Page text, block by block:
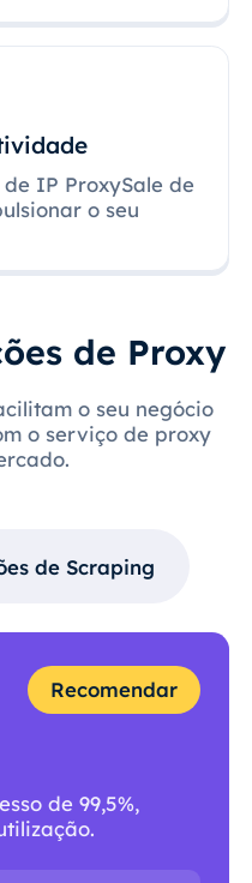
IP ProxySale de
o seu
de Proxy
o seu negócio
o serviço de proxy
de Scraping
Recomendar
de 99,5%,